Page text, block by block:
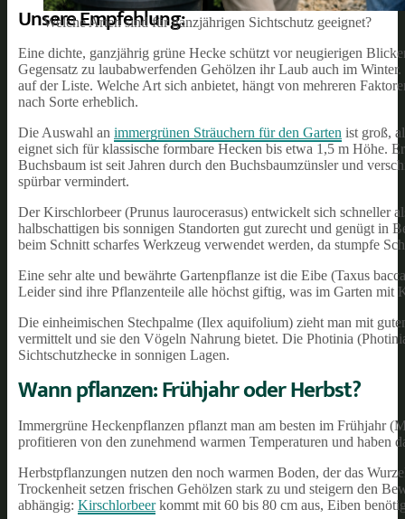
Welche Arten sind für ganzjährigen Sichtschutz geeignet?
Unsere Empfehlung:
Eine dichte, ganzjährig grüne Hecke schützt vor neugierigen
Gegensatz zu laubabwerfenden Gehölzen ihr Laub auch im
auf der Liste. Welche Art sich anbietet, hängt von mehreren
nach Sorte erheblich.
Die Auswahl an immergrünen Sträuchern für den Garten ist groß,
eignet sich für klassische formbare Hecken bis etwa 1,5 m Höhe.
Buchsbaum ist seit Jahren durch den Buchsbaumzünsler und
spürbar vermindert.
Der Kirschlorbeer (Prunus laurocerasus) entwickelt sich schneller
halbschattigen bis sonnigen Standorten gut zurecht und genügt in
beim Schnitt scharfes Werkzeug verwendet werden, da stumpfe
Eine sehr alte und bewährte Gartenpflanze ist die Eibe (Taxus
Leider sind ihre Pflanzenteile alle höchst giftig, was im Garten mit
Die einheimischen Stechpalme (Ilex aquifolium) zieht man mit
vermittelt und sie den Vögeln Nahrung bietet. Die Photinia
Sichtschutzhecke in sonnigen Lagen.
Wann pflanzen: Frühjahr oder Herbst?
Immergrüne Heckenpflanzen pflanzt man am besten im Frühjahr
profitieren von den zunehmend warmen Temperaturen und haben
Herbstpflanzungen nutzen den noch warmen Boden, der das
Trockenheit setzen frischen Gehölzen stark zu und steigern den
abhängig: Kirschlorbeerkommt mit 60 bis 80 cm aus, Eiben